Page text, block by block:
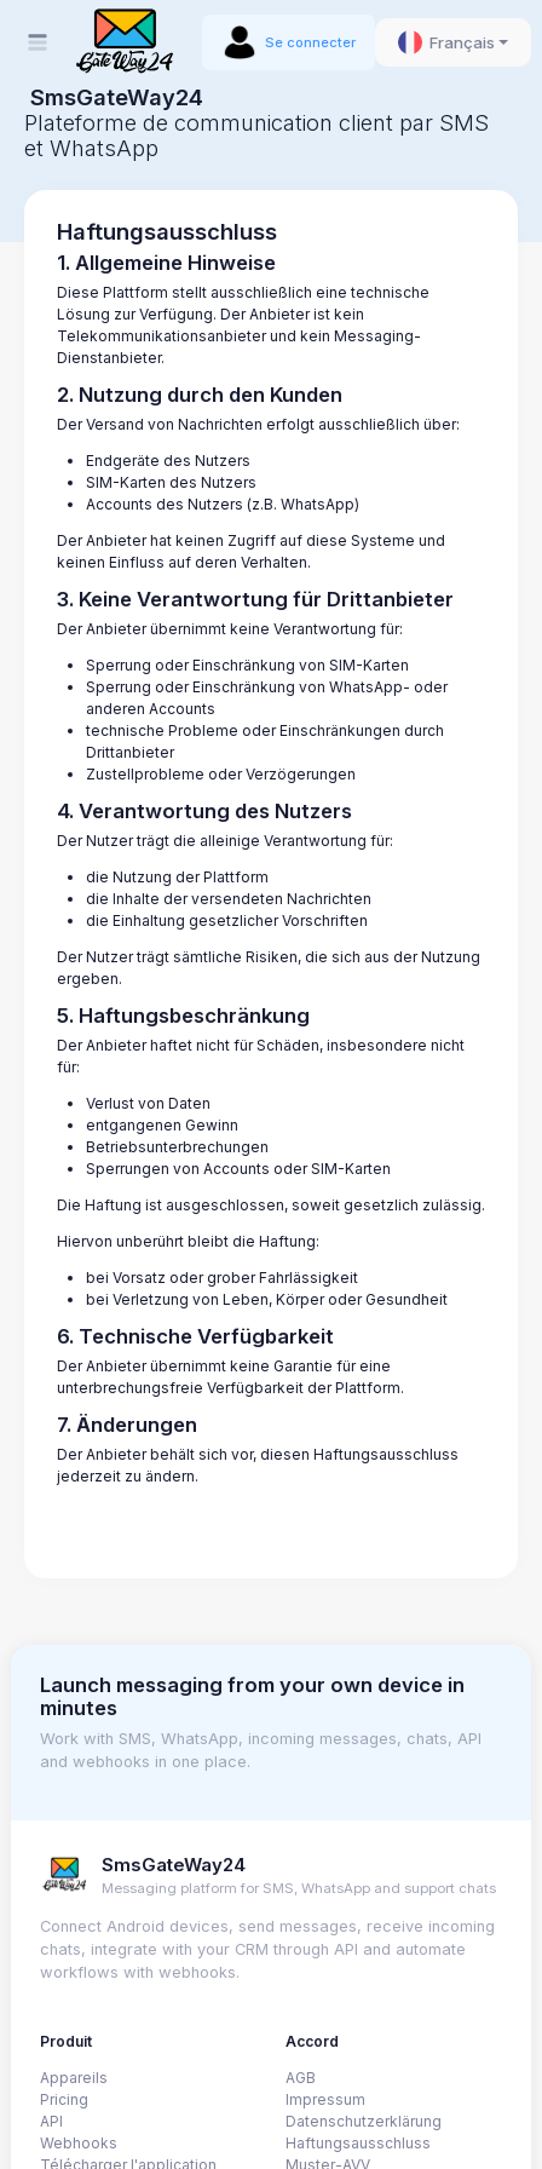
Se connecter Français
SmsGateWay24
Plateforme de communication client par SMS
et WhatsApp
Haftungsausschluss
1. Allgemeine Hinweise
Diese Plattform stellt ausschließlich eine technische
Lösung zur Verfügung. Der Anbieter ist kein
Telekommunikationsanbieter und kein Messaging-
Dienstanbieter.
2. Nutzung durch den Kunden
Der Versand von Nachrichten erfolgt ausschließlich über:
Endgeräte des Nutzers
SIM-Karten des Nutzers
Accounts des Nutzers (z.B. WhatsApp)
Der Anbieter hat keinen Zugriff auf diese Systeme und
keinen Einfluss auf deren Verhalten.
3. Keine Verantwortung für Drittanbieter
Der Anbieter übernimmt keine Verantwortung für:
Sperrung oder Einschränkung von SIM-Karten
Sperrung oder Einschränkung von WhatsApp- oder
anderen Accounts
technische Probleme oder Einschränkungen durch
Drittanbieter
Zustellprobleme oder Verzögerungen
4. Verantwortung des Nutzers
Der Nutzer trägt die alleinige Verantwortung für:
die Nutzung der Plattform
die Inhalte der versendeten Nachrichten
die Einhaltung gesetzlicher Vorschriften
Der Nutzer trägt sämtliche Risiken, die sich aus der Nutzung
ergeben.
5. Haftungsbeschränkung
Der Anbieter haftet nicht für Schäden, insbesondere nicht
für:
Verlust von Daten
entgangenen Gewinn
Betriebsunterbrechungen
Sperrungen von Accounts oder SIM-Karten
Die Haftung ist ausgeschlossen, soweit gesetzlich zulässig.
Hiervon unberührt bleibt die Haftung:
bei Vorsatz oder grober Fahrlässigkeit
bei Verletzung von Leben, Körper oder Gesundheit
6. Technische Verfügbarkeit
Der Anbieter übernimmt keine Garantie für eine
unterbrechungsfreie Verfügbarkeit der Plattform.
7. Änderungen
Der Anbieter behält sich vor, diesen Haftungsausschluss
jederzeit zu ändern.
Launch messaging from your own device in
minutes
Work with SMS, WhatsApp, incoming messages, chats, API
and webhooks in one place.
SmsGateWay24
Messaging platform for SMS, WhatsApp and support chats
Connect Android devices, send messages, receive incoming
chats, integrate with your CRM through API and automate
workflows with webhooks.
Produit
Appareils
Pricing
API
Webhooks
Télécharger l'application
Accord
AGB
Impressum
Datenschutzerklärung
Haftungsausschluss
Muster-AVV